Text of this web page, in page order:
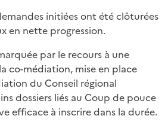
initiées ont été clôturées
en nette progression.
par le recours à une
co-médiation, mise en place
du Conseil régional
dossiers liés au Coup de pouce
efficace à inscrire dans la durée.